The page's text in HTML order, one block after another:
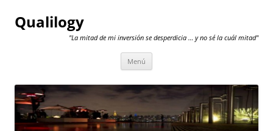
Qualilogy
"La mitad de mi inversión se desperdicia … y no sé la cuál mitad"
Menú